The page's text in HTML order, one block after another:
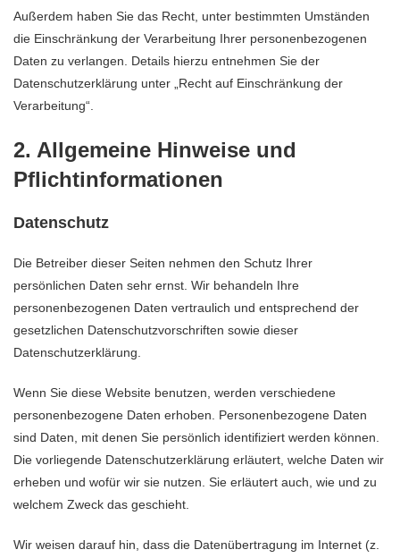
Außerdem haben Sie das Recht, unter bestimmten Umständen
die Einschränkung der Verarbeitung Ihrer personenbezogenen
Daten zu verlangen. Details hierzu entnehmen Sie der
Datenschutzerklärung unter „Recht auf Einschränkung der
Verarbeitung“.
2. Allgemeine Hinweise und
Pflichtinformationen
Datenschutz
Die Betreiber dieser Seiten nehmen den Schutz Ihrer
persönlichen Daten sehr ernst. Wir behandeln Ihre
personenbezogenen Daten vertraulich und entsprechend der
gesetzlichen Datenschutzvorschriften sowie dieser
Datenschutzerklärung.
Wenn Sie diese Website benutzen, werden verschiedene
personenbezogene Daten erhoben. Personenbezogene Daten
sind Daten, mit denen Sie persönlich identifiziert werden können.
Die vorliegende Datenschutzerklärung erläutert, welche Daten wir
erheben und wofür wir sie nutzen. Sie erläutert auch, wie und zu
welchem Zweck das geschieht.
Wir weisen darauf hin, dass die Datenübertragung im Internet (z.